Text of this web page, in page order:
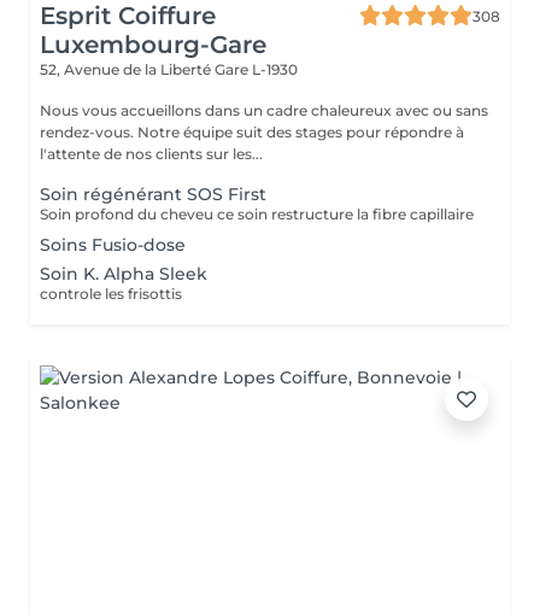
Esprit Coiffure
Luxembourg-Gare
308
52, Avenue de la Liberté Gare L-1930
Nous vous accueillons dans un cadre chaleureux avec ou sans
rendez-vous. Notre équipe suit des stages pour répondre à
l'attente de nos clients sur les...
Soin régénérant SOS First
Soin profond du cheveu ce soin restructure la fibre capillaire
Soins Fusio-dose
Soin K. Alpha Sleek
controle les frisottis